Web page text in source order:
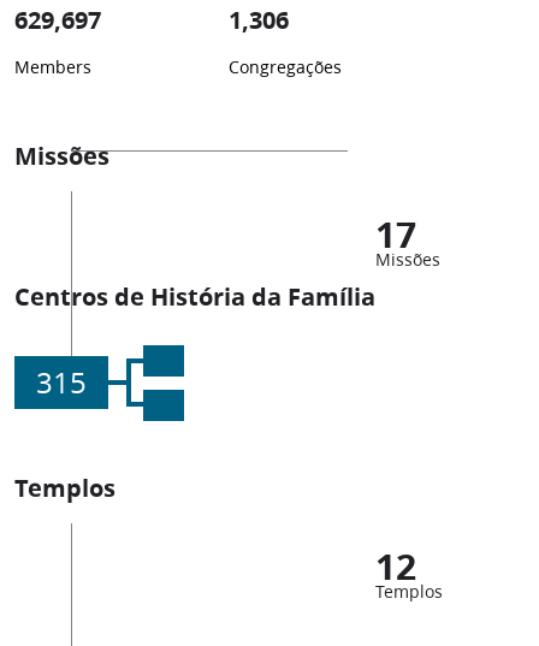
629,697
Members
1,306
Congregações
Missões
17
Missões
Centros de História da Família
315
Templos
12
Templos